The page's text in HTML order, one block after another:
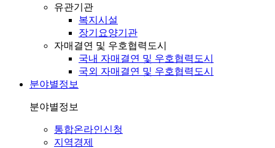
유관기관
복지시설
장기요양기관
자매결연 및 우호협력도시
국내 자매결연 및 우호협력도시
국외 자매결연 및 우호협력도시
분야별정보
분야별정보
통합온라인신청
지역경제